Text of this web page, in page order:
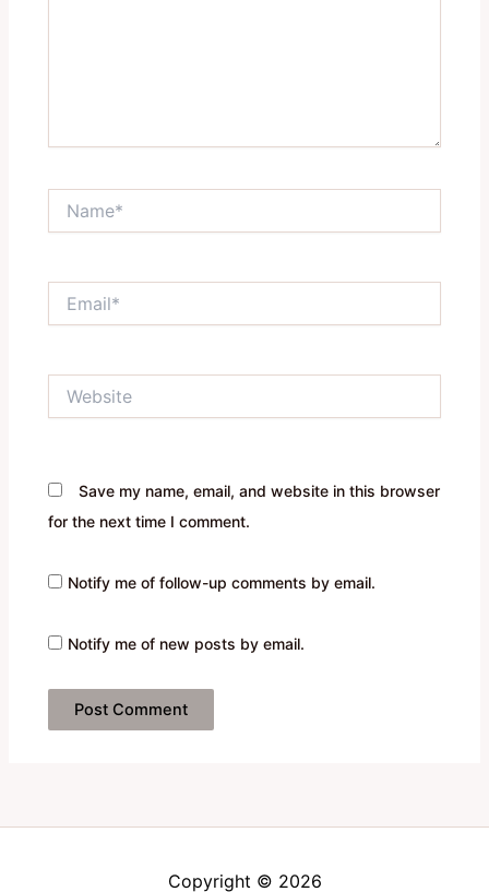
Save my name, email, and website in this browser
for the next time I comment.
Notify me of follow-up comments by email.
Notify me of new posts by email.
Copyright © 2026